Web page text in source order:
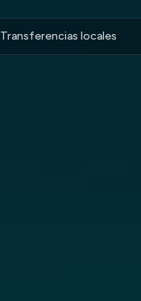
Transferencias locales